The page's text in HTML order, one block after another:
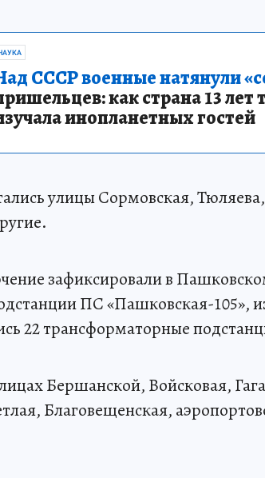
СССР военные натянули
как страна 13 лет
инопланетных гостей
улицы Сормовская,
зафиксировали в
ПС «Пашковская-105»,
22 трансформаторные
Бершанской, Войсковая,
Благовещенская,